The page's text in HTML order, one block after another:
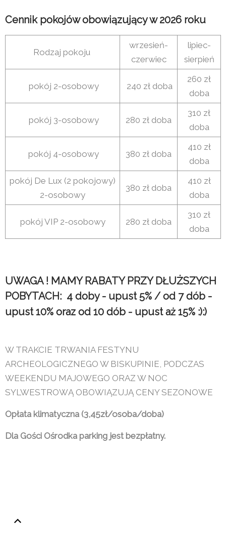
Cennik pokojów obowiązujący w 2026 roku
Rodzaj pokoju
wrzesień-
czerwiec
lipiec-
sierpień
pokój 2-osobowy 240 zł doba
260 zł
doba
pokój 3-osobowy 280 zł doba
310 zł
doba
pokój 4-osobowy 380 zł doba
410 zł
doba
pokój De Lux (2 pokojowy)
2-osobowy
380 zł doba
410 zł
doba
pokój VIP 2-osobowy 280 zł doba
310 zł
doba
UWAGA ! MAMY RABATY PRZY DŁUŻSZYCH
POBYTACH: 4 doby - upust 5% / od 7 dób -
upust 10% oraz od 10 dób - upust aż 15% :):)
W TRAKCIE TRWANIA FESTYNU
ARCHEOLOGICZNEGO W BISKUPINIE, PODCZAS
WEEKENDU MAJOWEGO ORAZ W NOC
SYLWESTROWĄ OBOWIĄZUJĄ CENY SEZONOWE
Opłata klimatyczna (3,45zł/osoba/doba)
Dla Gości Ośrodka parking jest bezpłatny.